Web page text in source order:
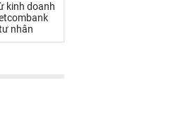
kinh doanh
nhân